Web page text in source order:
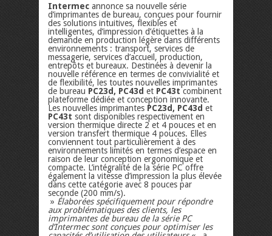
Intermec annonce sa nouvelle série
d’imprimantes de bureau, conçues pour fournir
des solutions intuitives, flexibles et
intelligentes, d’impression d’étiquettes à la
demande en production légère dans différents
environnements : transport, services de
messagerie, services d’accueil, production,
entrepôts et bureaux. Destinées à devenir la
nouvelle référence en termes de convivialité et
de flexibilité, les toutes nouvelles imprimantes
de bureau PC23d, PC43d et PC43tcombinent
plateforme dédiée et conception innovante.
Les nouvelles imprimantes PC23d, PC43d et
PC43t sont disponibles respectivement en
version thermique directe 2 et 4 pouces et en
version transfert thermique 4 pouces. Elles
conviennent tout particulièrement à des
environnements limités en termes d’espace en
raison de leur conception ergonomique et
compacte. L’intégralité de la série PC offre
également la vitesse d’impression la plus élevée
dans cette catégorie avec 8 pouces par
seconde (200 mm/s).
» Élaborées spécifiquement pour répondre
aux problématiques des clients, les
imprimantes de bureau de la série PC
d’Intermec sont conçues pour optimiser les